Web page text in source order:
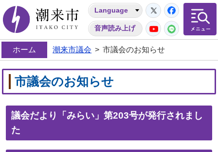
潮来市
Language
音声読み上げ
Twitter
YouTube
LINE
ホーム 潮来市議会 > 市議会のお知らせ
市議会のお知らせ
議会だより「みらい」第203号が発行されまし
た